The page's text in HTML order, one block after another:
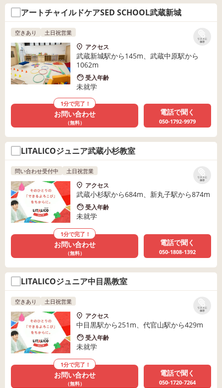
アートチャイルドケアSED SCHOOL武蔵新城
リストに
保存
空きあり 土日祝営業
アクセス
武蔵新城駅から145m、武蔵中原駅から
1062m
受入年齢
未就学
1分で完了！
お問い合わせ
（無料）
電話で聞く
050-1792-9979
LITALICOジュニア武蔵小杉教室
リストに
保存
問い合わせ受付中 土日祝営業
アクセス
武蔵小杉駅から684m、新丸子駅から874m
受入年齢
未就学
1分で完了！
お問い合わせ
（無料）
電話で聞く
050-1808-1392
LITALICOジュニア中目黒教室
リストに
保存
空きあり 土日祝営業
アクセス
中目黒駅から251m、代官山駅から429m
受入年齢
未就学
1分で完了！
お問い合わせ
（無料）
電話で聞く
050-1720-7264